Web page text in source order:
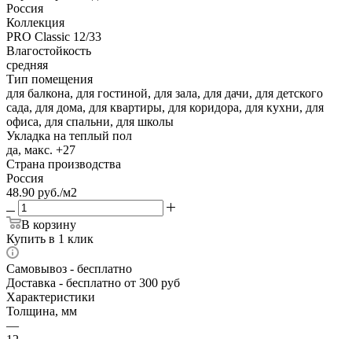
Россия
Коллекция
PRO Classic 12/33
Влагостойкость
средняя
Тип помещения
для балкона, для гостиной, для зала, для дачи, для детского
сада, для дома, для квартиры, для коридора, для кухни, для
офиса, для спальни, для школы
Укладка на теплый пол
да, макс. +27
Страна производства
Россия
48.90 руб./м2
В корзину
Купить в 1 клик
Самовывоз - бесплатно
Доставка - бесплатно от 300 руб
Характеристики
Толщина, мм
—